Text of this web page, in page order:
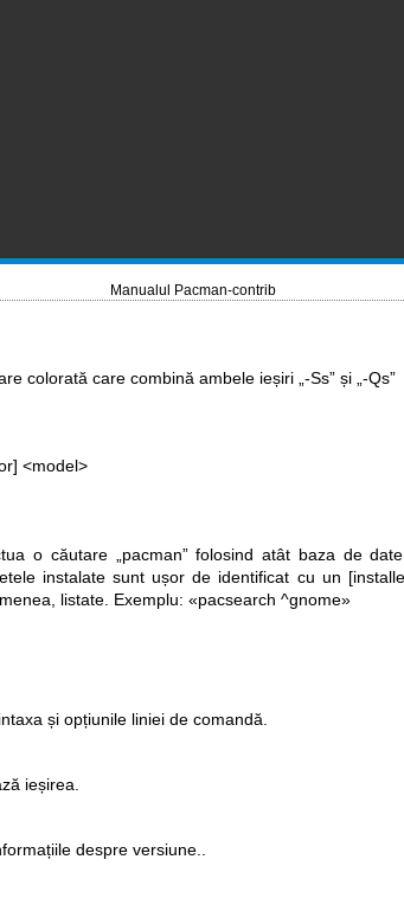
Manualul Pacman-contrib
colorată care combină ambele ieșiri „-Ss” și „-Qs”
<model>
o căutare „pacman” folosind atât baza de
instalate sunt ușor de identificat cu un
listate. Exemplu: «pacsearch ^gnome»
și opțiunile liniei de comandă.
ieșirea.
despre versiune..